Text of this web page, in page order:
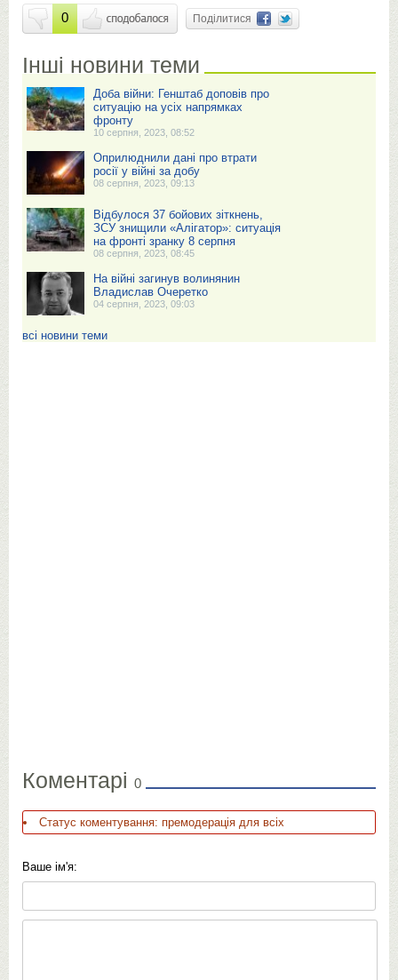
0 Поділитися
Інші новини теми
Доба війни: Генштаб доповів про
ситуацію на усіх напрямках
фронту
10 серпня, 2023, 08:52
Оприлюднили дані про втрати
росії у війні за добу
08 серпня, 2023, 09:13
Відбулося 37 бойових зіткнень,
ЗСУ знищили «Алігатор»: ситуація
на фронті зранку 8 серпня
08 серпня, 2023, 08:45
На війні загинув волинянин
Владислав Очеретко
04 серпня, 2023, 09:03
всі новини теми
Коментарі 0
Статус коментування: премодерація для всіх
Ваше ім'я: